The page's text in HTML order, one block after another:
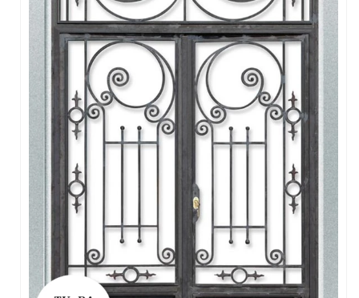
FERFORJE MERDİVEN KORKULUK MODELLERİ
DEMİR MERDİVEN MODELLERİ
FERFORJE PERGOLA & FERFORJE SUNDURMA
FERFORJE ÇARDAK VE KAMELYA MODELLERİ
FERFORJE PENCERE KORKULUK MODELLERİ
METAL RAF MODELLERİ
METAL SEHPA VE DRESUAR MODELLERİ